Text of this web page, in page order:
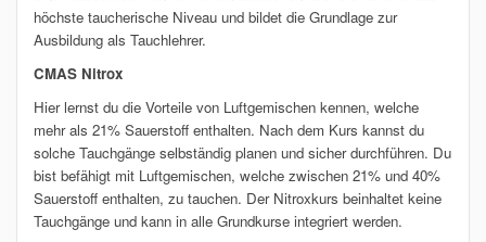
höchste taucherische Niveau und bildet die Grundlage zur
Ausbildung als Tauchlehrer.
CMAS Nitrox
Hier lernst du die Vorteile von Luftgemischen kennen, welche
mehr als 21% Sauerstoff enthalten. Nach dem Kurs kannst du
solche Tauchgänge selbständig planen und sicher durchführen. Du
bist befähigt mit Luftgemischen, welche zwischen 21% und 40%
Sauerstoff enthalten, zu tauchen. Der Nitroxkurs beinhaltet keine
Tauchgänge und kann in alle Grundkurse integriert werden.